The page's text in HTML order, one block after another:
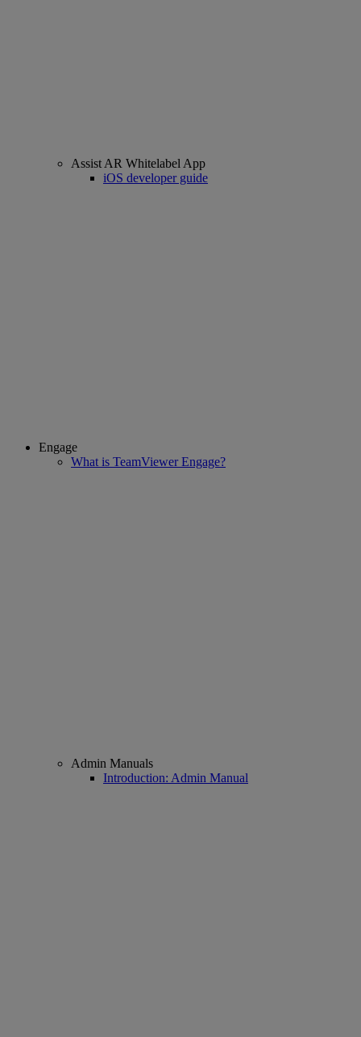
Assist AR Whitelabel App
iOS developer guide
Engage
What is TeamViewer Engage?
Admin Manuals
Introduction: Admin Manual